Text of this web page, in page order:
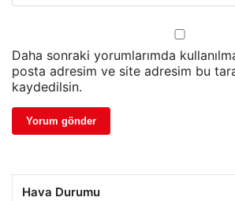
Daha sonraki yorumlarımda
posta adresim ve site adresim bu
kaydedilsin.
Hava Durumu